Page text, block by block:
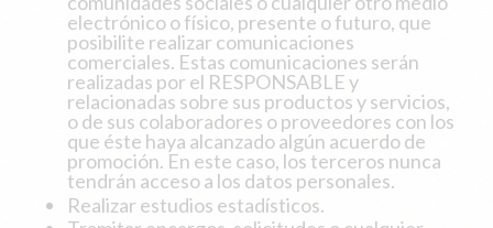
electrónico o físico, presente o futuro, que
posibilite realizar comunicaciones
comerciales. Estas comunicaciones serán
realizadas por el RESPONSABLE y
relacionadas sobre sus productos y servicios,
o de sus colaboradores o proveedores con los
que éste haya alcanzado algún acuerdo de
promoción. En este caso, los terceros nunca
tendrán acceso a los datos personales.
Realizar estudios estadísticos.